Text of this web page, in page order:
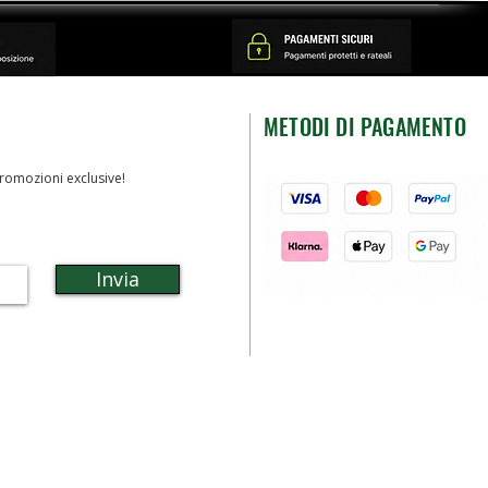
METODI DI PAGAMENTO
Invia
exclusive!